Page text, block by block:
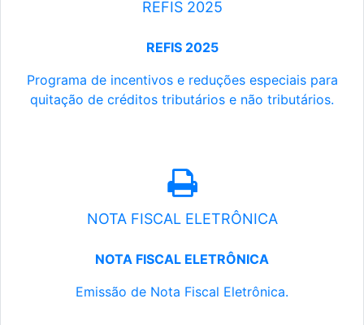
REFIS 2025
REFIS 2025
Programa de incentivos e reduções especiais para
quitação de créditos tributários e não tributários.
NOTA FISCAL ELETRÔNICA
NOTA FISCAL ELETRÔNICA
Emissão de Nota Fiscal Eletrônica.